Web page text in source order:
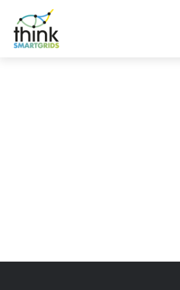
Vous devez vous identifier pour voir